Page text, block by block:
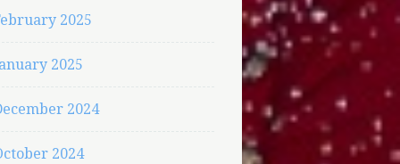
2025
2025
2024
2024